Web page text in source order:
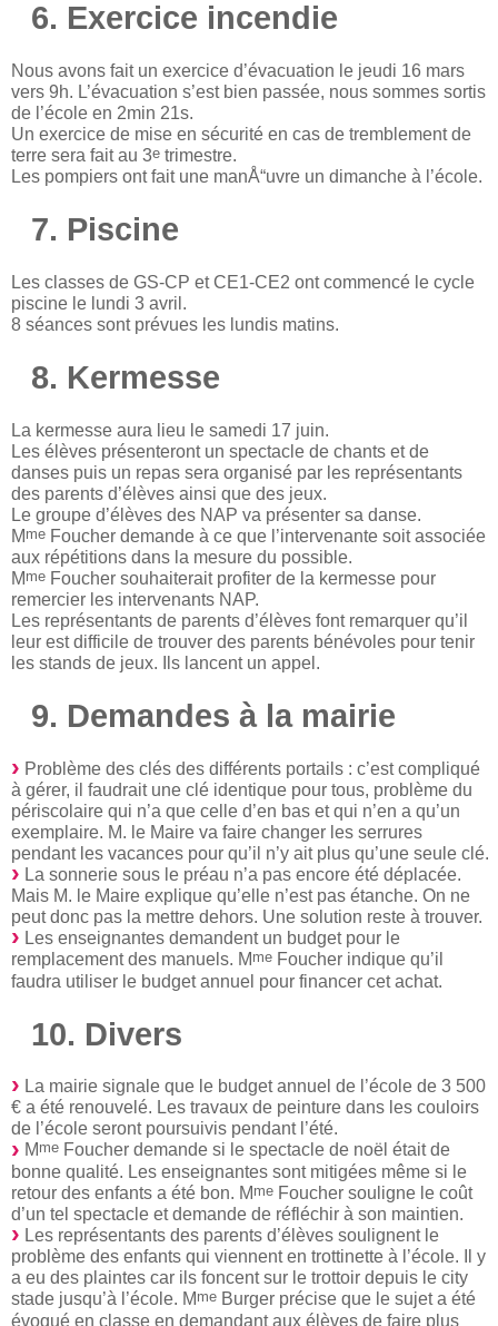
6. Exercice incendie
Nous avons fait un exercice d’évacuation le jeudi 16 mars
vers 9h. L’évacuation s’est bien passée, nous sommes sortis
de l’école en 2min 21s.
Un exercice de mise en sécurité en cas de tremblement de
terre sera fait au 3e trimestre.
Les pompiers ont fait une manÅ“uvre un dimanche à l’école.
7. Piscine
Les classes de GS-CP et CE1-CE2 ont commencé le cycle
piscine le lundi 3 avril.
8 séances sont prévues les lundis matins.
8. Kermesse
La kermesse aura lieu le samedi 17 juin.
Les élèves présenteront un spectacle de chants et de
danses puis un repas sera organisé par les représentants
des parents d’élèves ainsi que des jeux.
Le groupe d’élèves des NAP va présenter sa danse.
Mme Foucher demande à ce que l’intervenante soit associée
aux répétitions dans la mesure du possible.
M me Foucher souhaiterait profiter de la kermesse pour
remercier les intervenants NAP.
Les représentants de parents d’élèves font remarquer qu’il
leur est difficile de trouver des parents bénévoles pour tenir
les stands de jeux. Ils lancent un appel.
9. Demandes à la mairie
Problème des clés des différents portails : c’est compliqué
à gérer, il faudrait une clé identique pour tous, problème du
périscolaire qui n’a que celle d’en bas et qui n’en a qu’un
exemplaire. M. le Maire va faire changer les serrures
pendant les vacances pour qu’il n’y ait plus qu’une seule clé.
La sonnerie sous le préau n’a pas encore été déplacée.
Mais M. le Maire explique qu’elle n’est pas étanche. On ne
peut donc pas la mettre dehors. Une solution reste à trouver.
Les enseignantes demandent un budget pour le
remplacement des manuels. M me Foucher indique qu’il
faudra utiliser le budget annuel pour financer cet achat.
10. Divers
La mairie signale que le budget annuel de l’école de 3 500
€ a été renouvelé. Les travaux de peinture dans les couloirs
de l’école seront poursuivis pendant l’été.
M me Foucher demande si le spectacle de noël était de
bonne qualité. Les enseignantes sont mitigées même si le
retour des enfants a été bon. M me Foucher souligne le coût
d’un tel spectacle et demande de réfléchir à son maintien.
Les représentants des parents d’élèves soulignent le
problème des enfants qui viennent en trottinette à l’école. Il y
a eu des plaintes car ils foncent sur le trottoir depuis le city
stade jusqu’à l’école. M me Burger précise que le sujet a été
évoqué en classe en demandant aux élèves de faire plus